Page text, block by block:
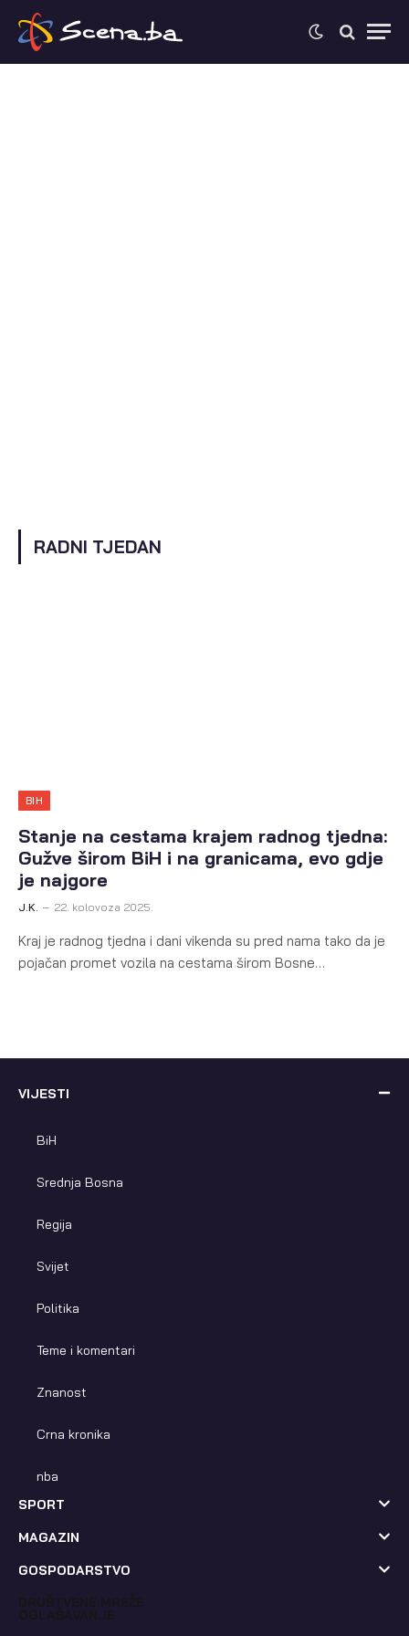
RADNI TJEDAN
BIH
Stanje na cestama krajem radnog tjedna:
Gužve širom BiH i na granicama, evo gdje
je najgore
J.K. 22. kolovoza 2025.
Kraj je radnog tjedna i dani vikenda su pred nama tako da je
pojačan promet vozila na cestama širom Bosne…
VIJESTI
BiH
Srednja Bosna
Regija
Svijet
Politika
Teme i komentari
Znanost
Crna kronika
nba
SPORT
MAGAZIN
GOSPODARSTVO